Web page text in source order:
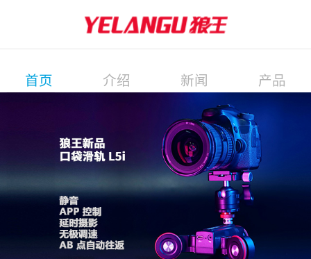
首页 介绍 新闻 产品